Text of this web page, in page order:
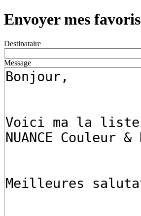
Envoyer mes favoris
Destinataire
Message